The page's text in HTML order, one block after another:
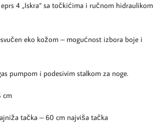
4 „Iskra“ sa točkićima i ručnom hidraulikom
eko kožom – mogućnost izbora boje i
pumpom i podesivim stalkom za noge.
cm
tačka – 60 cm najviša tačka